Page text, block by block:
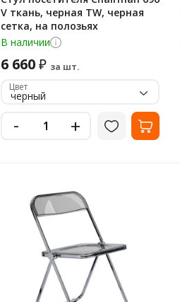
V ткань, черная TW, черная
сетка, на полозьях
В наличии
6 660₽ за шт.
Цвет
черный
- +